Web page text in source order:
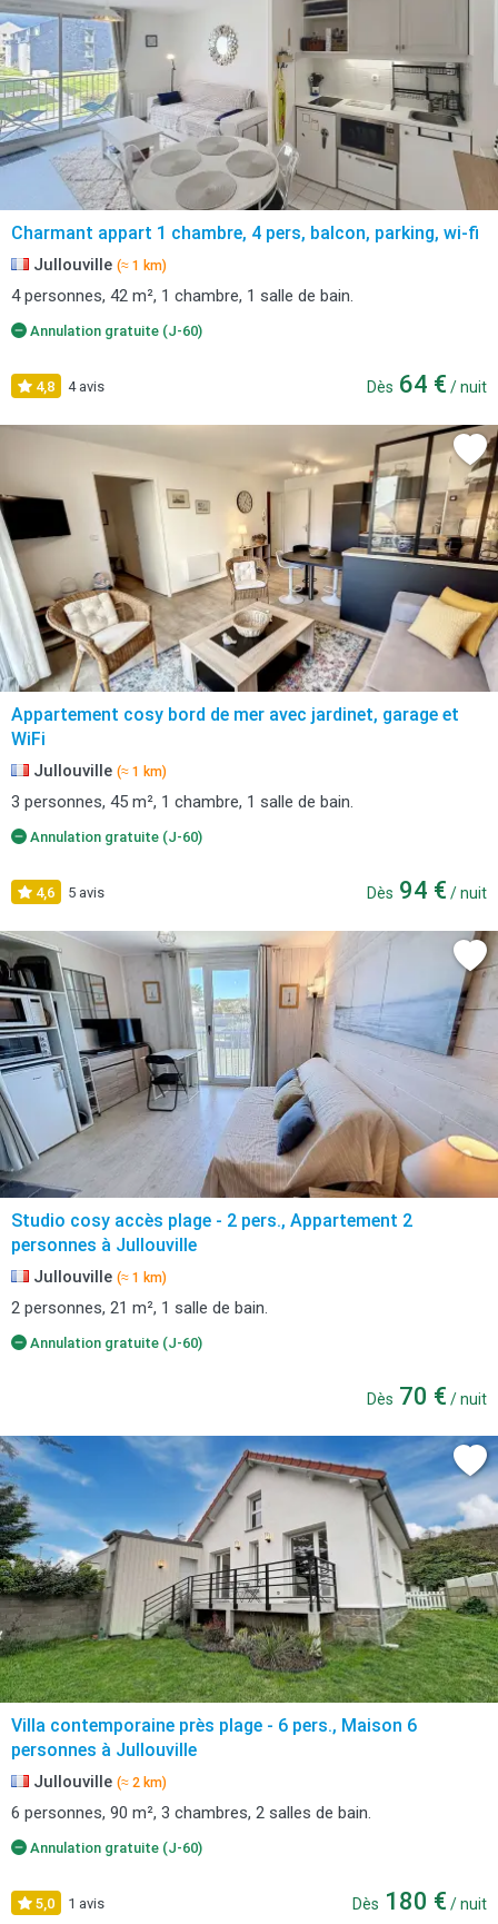
Charmant appart 1 chambre, 4 pers, balcon, parking, wi-fi
Jullouville (≈ 1 km)
4 personnes, 42 m², 1 chambre, 1 salle de bain.
Annulation gratuite (J-60)
4,8 4 avis Dès 64 € / nuit
Appartement cosy bord de mer avec jardinet, garage et
WiFi
Jullouville (≈ 1 km)
3 personnes, 45 m², 1 chambre, 1 salle de bain.
Annulation gratuite (J-60)
4,6 5 avis Dès 94 € / nuit
Studio cosy accès plage - 2 pers., Appartement 2
personnes à Jullouville
Jullouville (≈ 1 km)
2 personnes, 21 m², 1 salle de bain.
Annulation gratuite (J-60)
Dès 70 € / nuit
Villa contemporaine près plage - 6 pers., Maison 6
personnes à Jullouville
Jullouville (≈ 2 km)
6 personnes, 90 m², 3 chambres, 2 salles de bain.
Annulation gratuite (J-60)
5,0 1 avis Dès 180 € / nuit